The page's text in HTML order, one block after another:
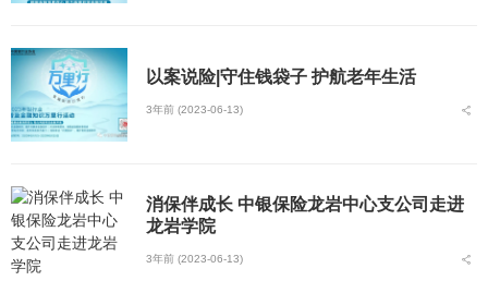
以案说险|守住钱袋子 护航老年生活
3年前 (2023-06-13)
消保伴成长 中银保险龙岩中心支公司走进
龙岩学院
3年前 (2023-06-13)